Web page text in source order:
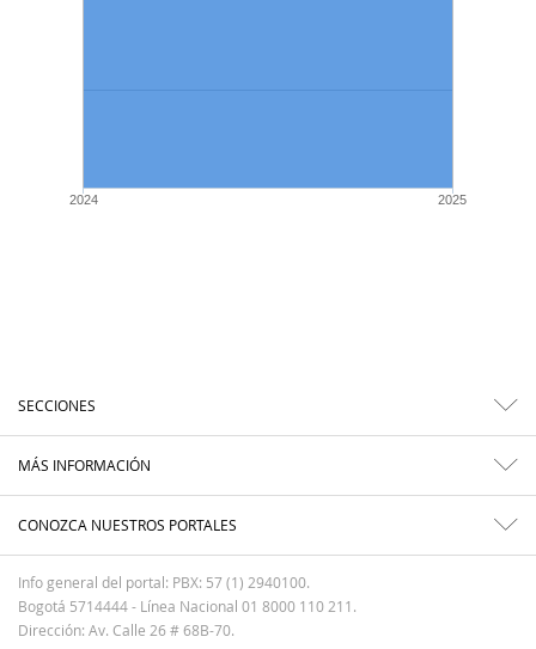
2024 2025
SECCIONES
MÁS INFORMACIÓN
CONOZCA NUESTROS PORTALES
Info general del portal: PBX: 57 (1) 2940100.
Bogotá 5714444 - Línea Nacional 01 8000 110 211.
Dirección: Av. Calle 26 # 68B-70.